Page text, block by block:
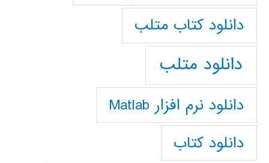
دانلود كتاب متلب
دانلود متلب
دانلود نرم افزار Matlab
دانلود کتاب